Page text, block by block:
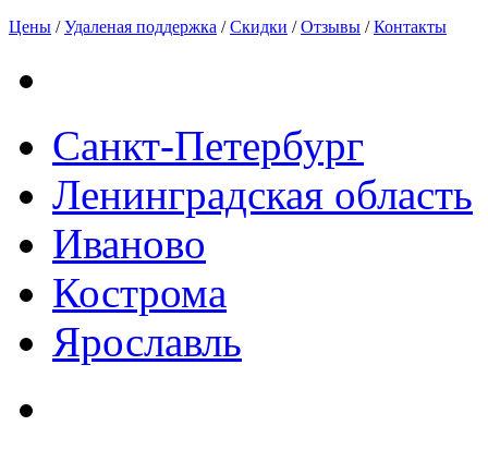
Цены /Удаленая поддержка /Скидки /Отзывы /Контакты
Санкт-Петербург
Ленинградская область
Иваново
Кострома
Ярославль